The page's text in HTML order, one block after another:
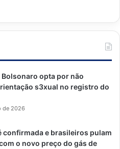
Bolsonaro opta por não
s3xual no registro do
de 2026
confirmada e brasileiros pulam
o novo preço do gás de